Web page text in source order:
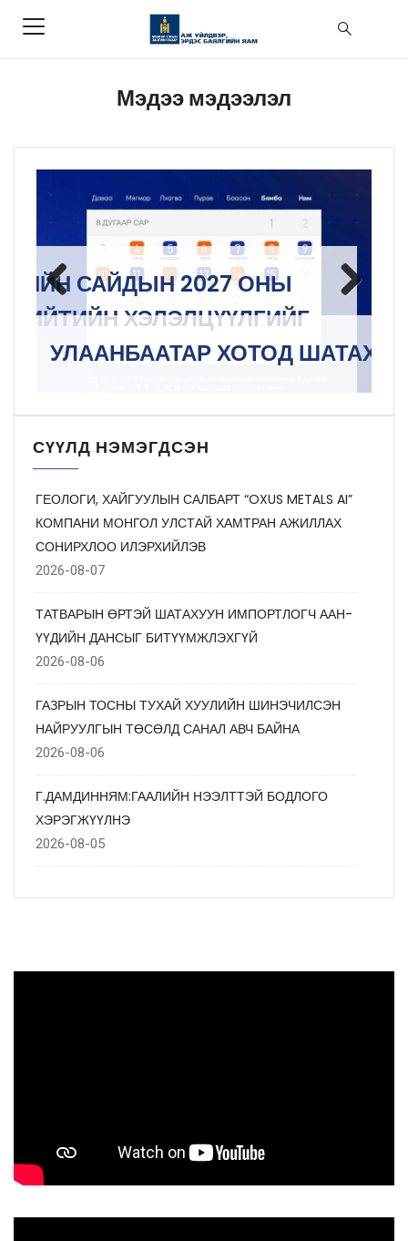
Мэдээ мэдээлэл
САЙДЫН 2027 ОНЫ
ХЭЛЭЛЦҮҮЛГИЙГ
УЛААНБААТАР ХОТОД
Previous Next
СҮҮЛД НЭМЭГДСЭН
ГЕОЛОГИ, ХАЙГУУЛЫН САЛБАРТ “OXUS METALS AI”
КОМПАНИ МОНГОЛ УЛСТАЙ ХАМТРАН АЖИЛЛАХ
СОНИРХЛОО ИЛЭРХИЙЛЭВ
2026-08-07
ТАТВАРЫН ӨРТЭЙ ШАТАХУУН ИМПОРТЛОГЧ ААН-
ҮҮДИЙН ДАНСЫГ БИТҮҮМЖЛЭХГҮЙ
2026-08-06
ГАЗРЫН ТОСНЫ ТУХАЙ ХУУЛИЙН ШИНЭЧИЛСЭН
НАЙРУУЛГЫН ТӨСӨЛД САНАЛ АВЧ БАЙНА
2026-08-06
Г.ДАМДИННЯМ:ГААЛИЙН НЭЭЛТТЭЙ БОДЛОГО
ХЭРЭГЖҮҮЛНЭ
2026-08-05
ХЭЛЭЛЦҮҮЛГИЙН УРИЛГА
2026-07-31